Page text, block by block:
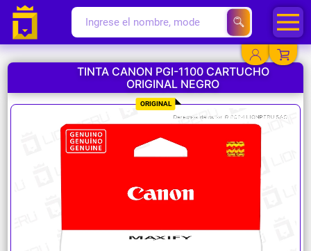
YA EXISTO
SOY NUEVO
TINTA CANON PGI-1100 CARTUCHO
ORIGINAL NEGRO
ORIGINAL